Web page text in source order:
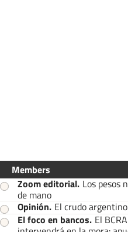
Members
Zoom editorial. Los pesos
de mano
Opinión. El crudo
El foco en bancos. El